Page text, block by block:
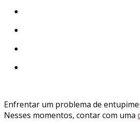
Enfrentar um problema de
Nesses momentos, contar com uma